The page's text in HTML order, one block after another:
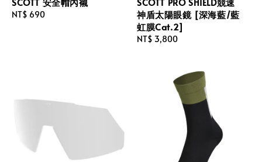
Regular
NT$ 690
神盾太陽眼鏡 [深海藍/藍
虹膜Cat.2]
Regular
NT$ 3,800